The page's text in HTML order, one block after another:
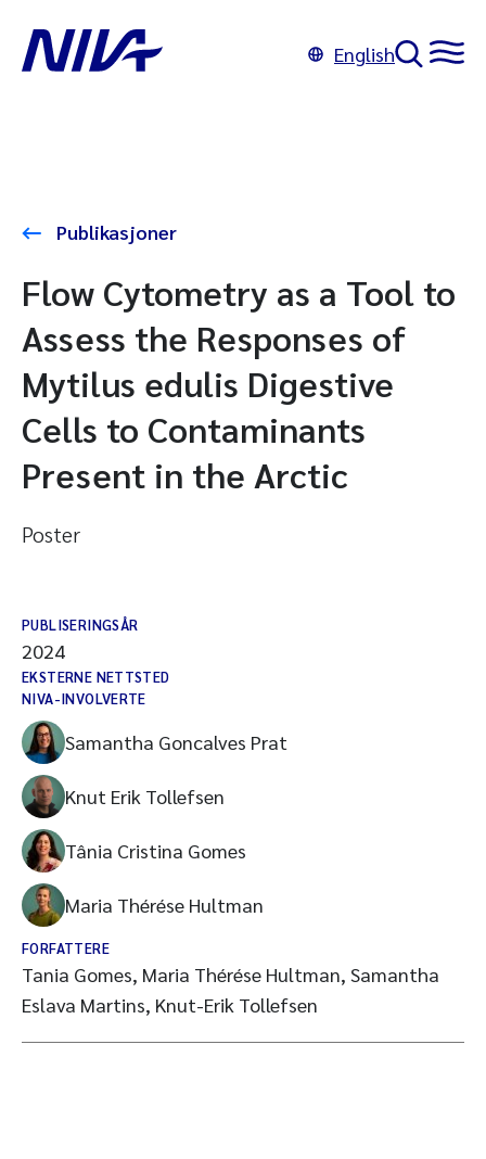
English
Publikasjoner
Flow Cytometry as a Tool to
Assess the Responses of
Mytilus edulis Digestive
Cells to Contaminants
Present in the Arctic
Poster
PUBLISERINGSÅR
2024
EKSTERNE NETTSTED
NIVA-INVOLVERTE
Samantha Goncalves Prat
Knut Erik Tollefsen
Tânia Cristina Gomes
Maria Thérése Hultman
FORFATTERE
Tania Gomes, Maria Thérése Hultman, Samantha
Eslava Martins, Knut-Erik Tollefsen